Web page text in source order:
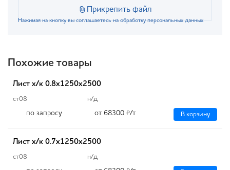
Прикрепить файл
Нажимая на кнопку вы соглашаетесь на обработку персональных данных
Похожие товары
Лист х/к 0.8х1250х2500
ст08 н/д
по запросу от 68300 ₽/т В корзину
Лист х/к 0.7х1250х2500
ст08 н/д